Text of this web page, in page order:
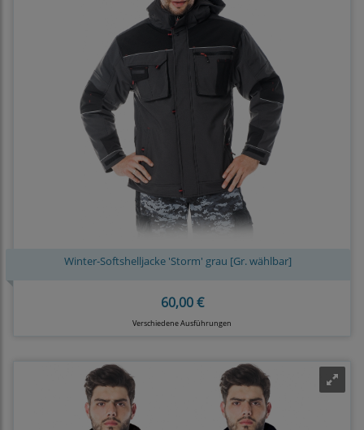
Winter-Softshelljacke 'Storm' grau [Gr. wählbar]
60,00 €
Verschiedene Ausführungen